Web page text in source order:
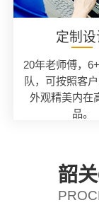
定制设
20年老师傅，
队，可按照客
外观精美内在
品。
韶